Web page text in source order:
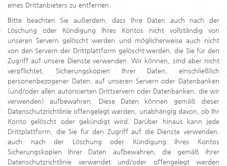
eines Drittanbieters zu entfernen.
Bitte beachten Sie außerdem, dass Ihre Daten auch nach der
Löschung oder Kündigung Ihres Kontos nicht vollständig von
unseren Servern gelöscht werden und möglicherweise auch nicht
von den Servern der Drittplattform gelöscht werden, die Sie für den
Zugriff auf unsere Dienste verwenden. Wir können, sind aber nicht
verpflichtet, Sicherungskopien Ihrer Daten, einschließlich
personenbezogener Daten, auf unseren Servern oder Datenbanken
(und/oder allen autorisierten Drittservern oder Datenbanken, die wir
verwenden) aufbewahren. Diese Daten können gemäß dieser
Datenschutzrichtlinie offengelegt werden, unabhängig davon, ob Ihr
Konto gelöscht oder gekündigt wird. Darüber hinaus kann jede
Drittplattform, die Sie für den Zugriff auf die Dienste verwenden,
auch nach der Löschung oder Kündigung Ihres Kontos
Sicherungskopien Ihrer Daten aufbewahren, die gemäß ihrer
Datenschutzrichtlinie verwendet und/oder offengelegt werden